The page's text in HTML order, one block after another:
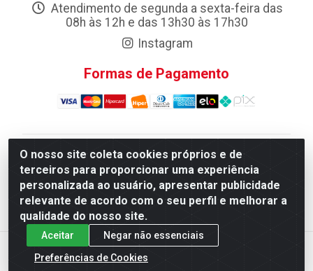
O nosso site coleta cookies próprios e de
terceiros para proporcionar uma experiência
personalizada ao usuário, apresentar publicidade
relevante de acordo com o seu perfil e melhorar a
qualidade do nosso site.
Aceitar
Negar não essenciais
Preferências de Cookies
Atendimento de segunda a sexta-feira das
08h às 12h e das 13h30 às 17h30
Instagram
Formas de Pagamento
Atacadao da Limpeza F. Pereira Queiroz Comercio e
Distribuicao LTDA - Quadra Qi 10 Lotes 39 e, 41 - Setor
Industrial (Taguatinga), Brasília/DF - CEP 72.135-100 -
CNPJ 13.184.675/0001-80